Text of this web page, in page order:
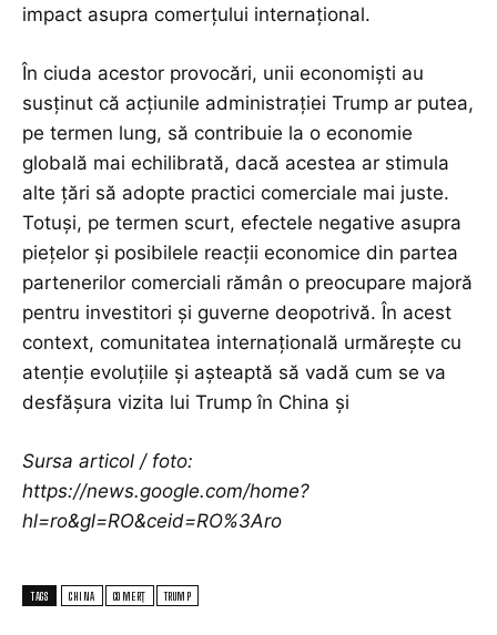
impact asupra comerțului internațional.
În ciuda acestor provocări, unii economiști au
susținut că acțiunile administrației Trump ar putea,
pe termen lung, să contribuie la o economie
globală mai echilibrată, dacă acestea ar stimula
alte țări să adopte practici comerciale mai juste.
Totuși, pe termen scurt, efectele negative asupra
piețelor și posibilele reacții economice din partea
partenerilor comerciali rămân o preocupare majoră
pentru investitori și guverne deopotrivă. În acest
context, comunitatea internațională urmărește cu
atenție evoluțiile și așteaptă să vadă cum se va
desfășura vizita lui Trump în China și
Sursa articol / foto:
https://news.google.com/home?
hl=ro&gl=RO&ceid=RO%3Aro
TAGS CHINA COMERȚ TRUMP